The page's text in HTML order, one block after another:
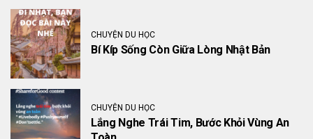
CHUYỆN DU HỌC
Bí Kíp Sống Còn Giữa Lòng Nhật Bản
CHUYỆN DU HỌC
Lắng Nghe Trái Tim, Bước Khỏi Vùng An